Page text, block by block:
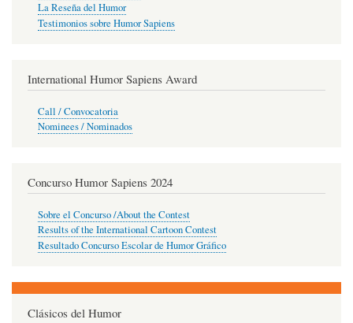
La Reseña del Humor
Testimonios sobre Humor Sapiens
International Humor Sapiens Award
Call / Convocatoria
Nominees / Nominados
Concurso Humor Sapiens 2024
Sobre el Concurso /About the Contest
Results of the International Cartoon Contest
Resultado Concurso Escolar de Humor Gráfico
Clásicos del Humor